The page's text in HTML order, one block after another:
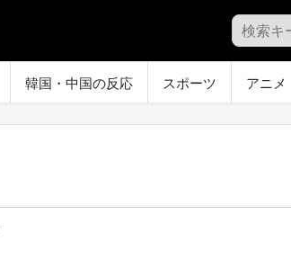
韓国・中国の反応 スポーツ アニメ